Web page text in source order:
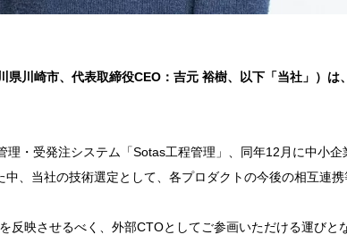
川崎市、代表取締役CEO：吉元 裕樹、以下「当社」）
・受発注システム「Sotas工程管理」、同年12月に中小企
、当社の技術選定として、各プロダクトの今後の相互連
映させるべく、外部CTOとしてご参画いただける運びと